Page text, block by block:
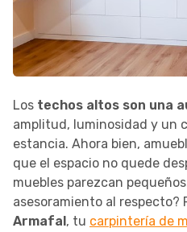
Los techos altos son una
amplitud, luminosidad y un
estancia. Ahora bien,
que el espacio no quede
muebles parezcan
asesoramiento al respecto?
Armafal , tu carpintería de